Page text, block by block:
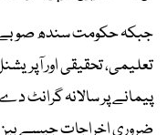
جبکہ حکومت سندھ صوبے
تعلیمی، تحقیقی اور
پیمانے پر سالانہ گرانٹ
ضروری اخراجات جیسے